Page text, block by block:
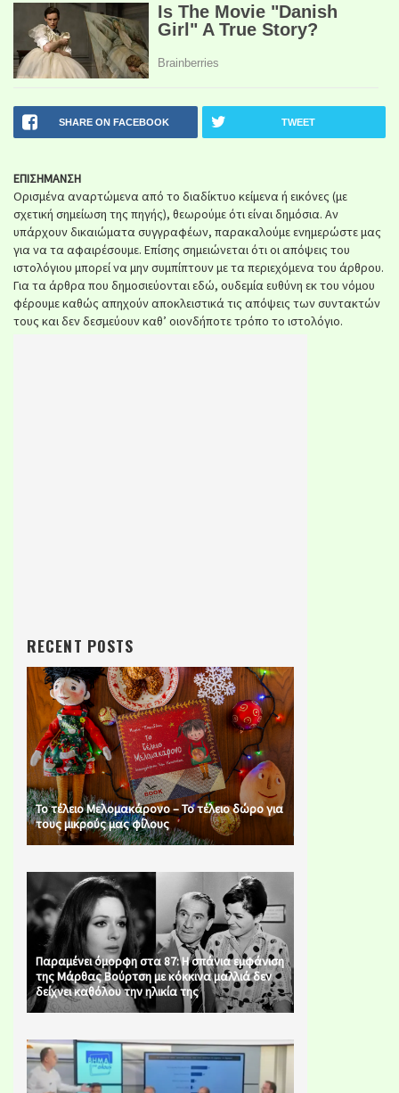
SHARE ON FACEBOOK TWEET
ΕΠΙΣΗΜΑΝΣΗ
Ορισμένα αναρτώμενα από το διαδίκτυο κείμενα ή εικόνες (με
σχετική σημείωση της πηγής), θεωρούμε ότι είναι δημόσια. Αν
υπάρχουν δικαιώματα συγγραφέων, παρακαλούμε ενημερώστε μας
για να τα αφαιρέσουμε. Επίσης σημειώνεται ότι οι απόψεις του
ιστολόγιου μπορεί να μην συμπίπτουν με τα περιεχόμενα του άρθρου.
Για τα άρθρα που δημοσιεύονται εδώ, ουδεμία ευθύνη εκ του νόμου
φέρουμε καθώς απηχούν αποκλειστικά τις απόψεις των συντακτών
τους και δεν δεσμεύουν καθ’ οιονδήποτε τρόπο το ιστολόγιο.
RECENT POSTS
Το τέλειο Μελομακάρονο – Το τέλειο δώρο για
τους μικρούς μας φίλους
Παραμένει όμορφη στα 87: Η σπάνια εμφάνιση
της Μάρθας Βούρτση με κόκκινα μαλλιά δεν
δείχνει καθόλου την ηλικία της